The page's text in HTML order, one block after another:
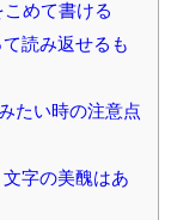
めて書ける
読み返せるも
たい時の注意点
字の美醜はあ